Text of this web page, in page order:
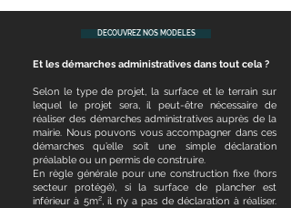
DECOUVREZ NOS MODELES
Et les démarches administratives dans tout cela ?
Selon le type de projet, la surface et le terrain sur
lequel le projet sera, il peut-être nécessaire de
réaliser des démarches administratives auprès de la
mairie. Nous pouvons vous accompagner dans ces
démarches qu’elle soit une simple déclaration
préalable ou un permis de construire.
En règle générale pour une construction fixe (hors
secteur protégé), si la surface de plancher est
inférieur à 5m², il n’y a pas de déclaration à réaliser.